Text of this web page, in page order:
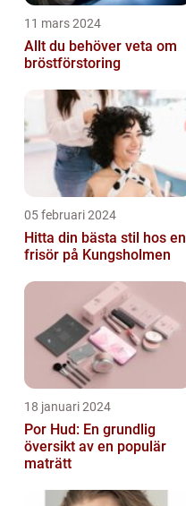
11 mars 2024
Allt du behöver veta om
bröstförstoring
05 februari 2024
Hitta din bästa stil hos en
frisör på Kungsholmen
18 januari 2024
Por Hud: En grundlig
översikt av en populär
maträtt